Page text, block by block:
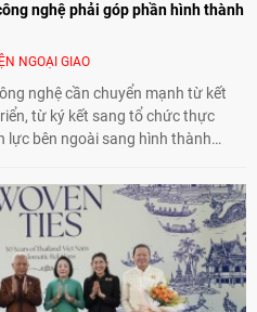
nghệ phải góp phần hình thành
NGOẠI GIAO
nghệ cần chuyển mạnh từ kết
từ ký kết sang tổ chức thực
lực bên ngoài sang hình thành
chuyển đổi số trở thành động lực